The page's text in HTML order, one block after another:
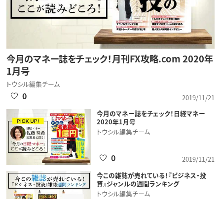
今月のマネー誌をチェック！月刊FX攻略.com 2020年
1月号
トウシル編集チーム
2019/11/21
0
今月のマネー誌をチェック！日経マネー
2020年1月号
トウシル編集チーム
2019/11/21
0
今この雑誌が売れている！『ビジネス・投
資』ジャンルの週間ランキング
トウシル編集チーム